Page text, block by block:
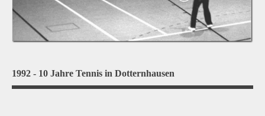
1992 - 10 Jahre Tennis in Dotternhausen